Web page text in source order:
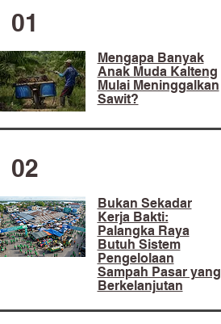
01
Mengapa Banyak
Anak Muda Kalteng
Mulai Meninggalkan
Sawit?
02
​Bukan Sekadar
Kerja Bakti:
Palangka Raya
Butuh Sistem
Pengelolaan
Sampah Pasar yang
Berkelanjutan